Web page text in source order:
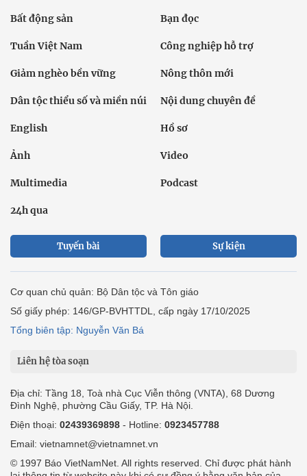
Bất động sản Bạn đọc
Tuần Việt Nam Công nghiệp hỗ trợ
Giảm nghèo bền vững Nông thôn mới
Dân tộc thiểu số và miền núi Nội dung chuyên đề
English Hồ sơ
Ảnh Video
Multimedia Podcast
24h qua
Tuyến bài Sự kiện
Cơ quan chủ quản: Bộ Dân tộc và Tôn giáo
Số giấy phép: 146/GP-BVHTTDL, cấp ngày 17/10/2025
Tổng biên tập: Nguyễn Văn Bá
Liên hệ tòa soạn
Địa chỉ: Tầng 18, Toà nhà Cục Viễn thông (VNTA), 68 Dương
Đình Nghệ, phường Cầu Giấy, TP. Hà Nội.
Điện thoại: 02439369898 - Hotline: 0923457788
Email: vietnamnet@vietnamnet.vn
© 1997 Báo VietNamNet. All rights reserved. Chỉ được phát hành